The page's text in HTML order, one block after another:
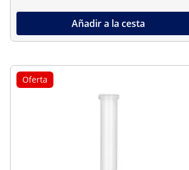
Añadir a la cesta
Oferta